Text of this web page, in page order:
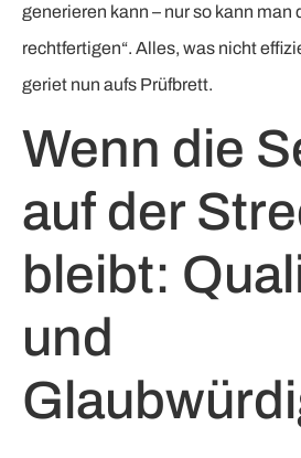
generieren kann – nur so kann man
rechtfertigen“. Alles, was nicht
geriet nun aufs Prüfbrett.
Wenn die
auf der
bleibt:
und